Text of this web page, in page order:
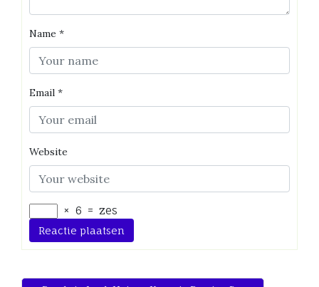
Name *
Email *
Website
× 6 = zes